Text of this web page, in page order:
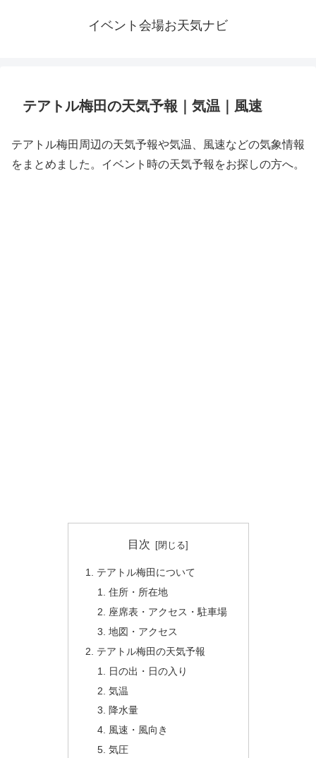
イベント会場お天気ナビ
テアトル梅田の天気予報｜気温｜風速
テアトル梅田周辺の天気予報や気温、風速などの気象情報
をまとめました。イベント時の天気予報をお探しの方へ。
目次
テアトル梅田について
住所・所在地
座席表・アクセス・駐車場
地図・アクセス
テアトル梅田の天気予報
日の出・日の入り
気温
降水量
風速・風向き
気圧